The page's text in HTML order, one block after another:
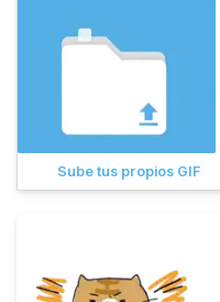
Sube tus propios GIF